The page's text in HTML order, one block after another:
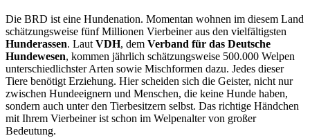
Die BRD ist eine Hundenation. Momentan wohnen im diesem Land
schätzungsweise fünf Millionen Vierbeiner aus den vielfältigsten
Hunderassen. Laut VDH, dem Verband für das Deutsche
Hundewesen, kommen jährlich schätzungsweise 500.000 Welpen
unterschiedlichster Arten sowie Mischformen dazu. Jedes dieser
Tiere benötigt Erziehung. Hier scheiden sich die Geister, nicht nur
zwischen Hundeeignern und Menschen, die keine Hunde haben,
sondern auch unter den Tierbesitzern selbst. Das richtige Händchen
mit Ihrem Vierbeiner ist schon im Welpenalter von großer
Bedeutung.